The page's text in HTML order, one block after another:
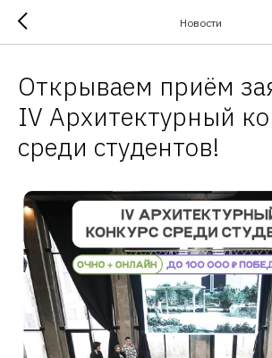
Новости
Открываем приём
IV Архитектурный
среди студентов!